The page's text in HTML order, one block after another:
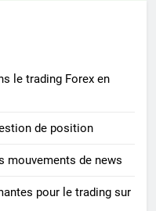
le trading Forex en
de position
mouvements de news
pour le trading sur